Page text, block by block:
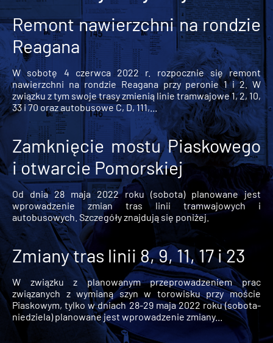
Remont nawierzchni na rondzie
Reagana
W sobotę 4 czerwca 2022 r. rozpocznie się remont
nawierzchni na rondzie Reagana przy peronie 1 i 2. W
związku z tym swoje trasy zmienią linie tramwajowe 1, 2, 10,
33 i 70 oraz autobusowe C, D, 111,...
Zamknięcie mostu Piaskowego
i otwarcie Pomorskiej
Od dnia 28 maja 2022 roku (sobota) planowane jest
wprowadzenie zmian tras linii tramwajowych i
autobusowych. Szczegóły znajdują się poniżej.
Zmiany tras linii 8, 9, 11, 17 i 23
W związku z planowanym przeprowadzeniem prac
związanych z wymianą szyn w torowisku przy moście
Piaskowym, tylko w dniach 28-29 maja 2022 roku (sobota-
niedziela) planowane jest wprowadzenie zmiany...